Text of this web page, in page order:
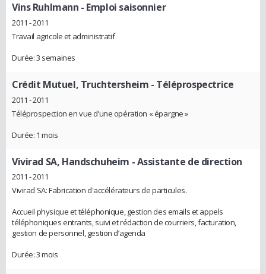
Vins Ruhlmann - Emploi saisonnier
2011 - 2011
Travail agricole et administratif
Durée: 3 semaines
Crédit Mutuel, Truchtersheim - Téléprospectrice
2011 - 2011
Téléprospection en vue d’une opération « épargne »
Durée: 1 mois
Vivirad SA, Handschuheim - Assistante de direction
2011 - 2011
Vivirad SA: Fabrication d'accélérateurs de particules.
Accueil physique et téléphonique, gestion des emails et appels
téléphoniques entrants, suivi et rédaction de courriers, facturation,
gestion de personnel, gestion d’agenda
Durée: 3 mois